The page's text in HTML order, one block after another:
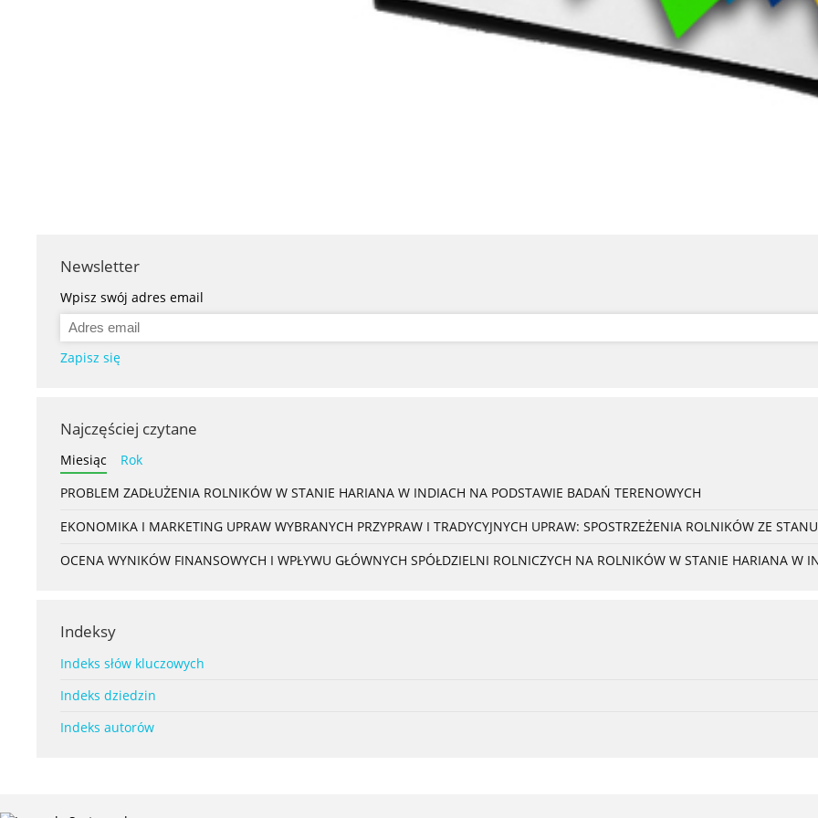
Newsletter
Wpisz swój adres email
Zapisz się
Najczęściej czytane
Miesiąc
Rok
PROBLEM ZADŁUŻENIA ROLNIKÓW W STANIE HARIANA W INDIACH NA PODSTAWIE BADAŃ TERENOWYCH
EKONOMIKA I MARKETING UPRAW WYBRANYCH PRZYPRAW I TRADYCYJNYCH UPRAW: SPOSTRZEŻENIA ROLNIKÓW ZE
OCENA WYNIKÓW FINANSOWYCH I WPŁYWU GŁÓWNYCH SPÓŁDZIELNI ROLNICZYCH NA ROLNIKÓW W STANIE HARIANA W
Indeksy
Indeks słów kluczowych
Indeks dziedzin
Indeks autorów